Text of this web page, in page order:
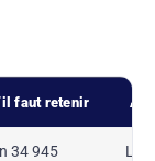
faut retenir À
34 945
La